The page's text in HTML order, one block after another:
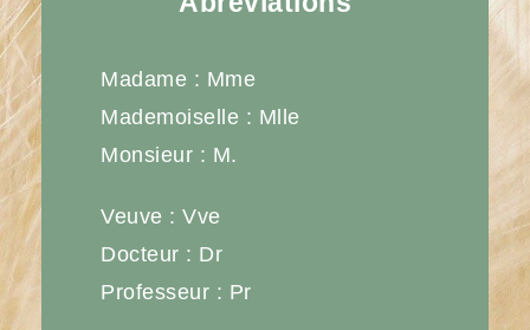
Madame : Mme
Mademoiselle : Mlle
Monsieur : M.
Veuve : Vve
Docteur : Dr
Professeur : Pr